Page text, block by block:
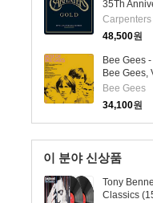
35Th
Edition
Carpenters
48,500원
Bee Gees
Bee Gees,
(CD)
Bee Gees
34,100원
이 분야 신상품
Tony
Classics